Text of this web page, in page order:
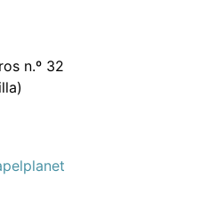
n.º 32